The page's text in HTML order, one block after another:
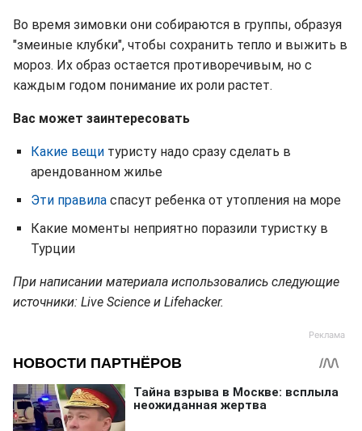
Во время зимовки они собираются в группы, образуя
"змеиные клубки", чтобы сохранить тепло и выжить в
мороз. Их образ остается противоречивым, но с
каждым годом понимание их роли растет.
Вас может заинтересовать
Какие вещи туристу надо сразу сделать в
арендованном жилье
Эти правила спасут ребенка от утопления на море
Какие моменты неприятно поразили туристку в
Турции
При написании материала использовались следующие
источники: Live Science и Lifehacker.